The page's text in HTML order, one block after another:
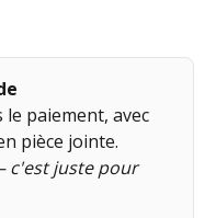
paiement, avec
pièce jointe.
c'est juste pour